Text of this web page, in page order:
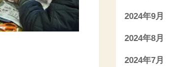
2024年9月
2024年8月
2024年7月